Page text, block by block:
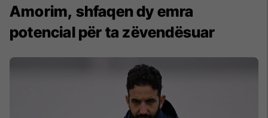
Amorim, shfaqen dy emra
potencial për ta zëvendësuar